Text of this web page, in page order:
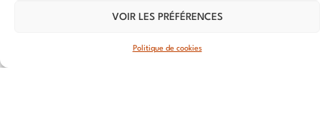
VOIR LES PRÉFÉRENCES
Politique de cookies